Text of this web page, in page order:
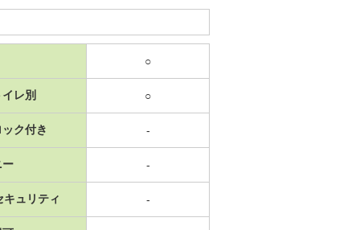
○
レ別 ○
ク付き -
ー -
キュリティ -